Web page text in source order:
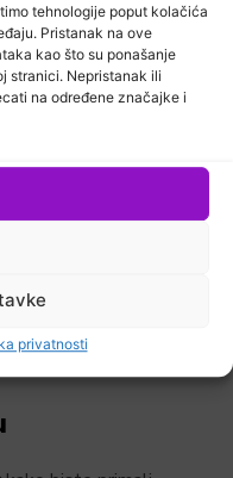
tehnologije poput kolačića
Pristanak na ove
kao što su ponašanje
stranici. Nepristanak ili
na određene značajke i
privatnosti
Hrvatska